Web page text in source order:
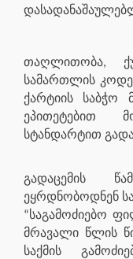
თაღლითობა,
სამართლის
ქარტიის საბჭო
ეპითეტებით
სტანდარტით
გადაცემის
ეყრდნობოდნენ
“საგამოძიებო
მრავალი წლის
საქმის